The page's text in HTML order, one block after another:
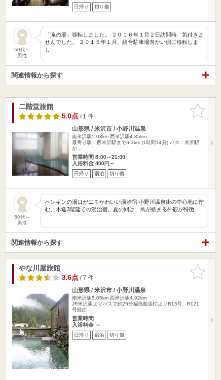
日帰り 切り傷
50代～
男性
「滝の湯」移転しました。 ２０１６年１月２日訪問時、気付きま
せんでした。 ２０１５年１月、組合駐車場向かい側に移転しま
し…
関連情報から探す
お気に入
りに追加
二階堂旅館
5.0点/ 1 件
山形県 / 米沢市 / 小野川温泉
南米沢駅5.03km 西米沢駅4.85km
最寄り駅：西米沢駅まで6.3km (1時間14分) バス：米沢駅
か…
営業時間 8:00～21:00
入浴料金 400円～
日帰り 宿泊 切り傷
50代～
男性
ペンギンの湯口がエモかわいい湯治宿 小野川温泉街の中心地に佇
む、木造3階建ての湯治宿。夏の間は、蔦が絡まる外観が特徴…
関連情報から探す
お気に入
りに追加
やな川屋旅館
3.6点/ 7 件
山形県 / 米沢市 / 小野川温泉
南米沢駅5.05km 西米沢駅4.92km
JR米沢駅よりバスで約25分福島飯坂ICよりR13号、R121
号経由…
営業時間
入浴料金 ～
日帰り 宿泊 切り傷